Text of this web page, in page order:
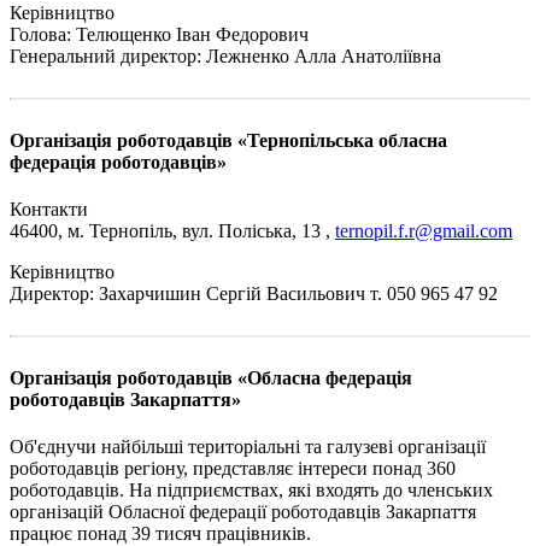
Керівництво
Голова: Телющенко Іван Федорович
Генеральний директор: Лежненко Алла Анатоліївна
Організація роботодавців «Тернопільська обласна
федерація роботодавців»
Контакти
46400, м. Тернопіль, вул. Поліська, 13 , ternopil.f.r@gmail.com
Керівництво
Директор: Захарчишин Сергій Васильович т. 050 965 47 92
Організація роботодавців «Обласна федерація
роботодавців Закарпаття»
Об'єднучи найбільші територіальні та галузеві організації
роботодавців регіону, представляє інтереси понад 360
роботодавців. На підприємствах, які входять до членських
організацій Обласної федерації роботодавців Закарпаття
працює понад 39 тисяч працівників.